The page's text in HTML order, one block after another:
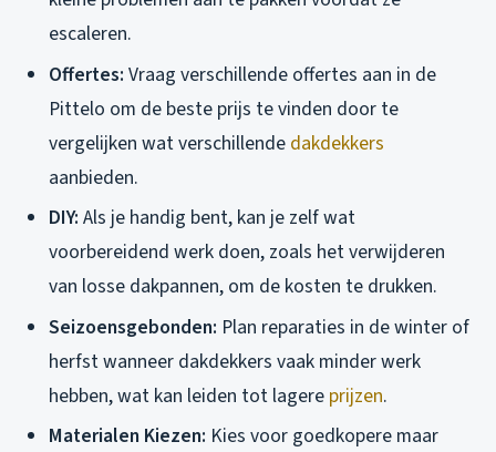
escaleren.
Offertes: Vraag verschillende offertes aan in de
Pittelo om de beste prijs te vinden door te
vergelijken wat verschillende dakdekkers
aanbieden.
DIY: Als je handig bent, kan je zelf wat
voorbereidend werk doen, zoals het verwijderen
van losse dakpannen, om de kosten te drukken.
Seizoensgebonden: Plan reparaties in de winter of
herfst wanneer dakdekkers vaak minder werk
hebben, wat kan leiden tot lagere prijzen.
Materialen Kiezen: Kies voor goedkopere maar